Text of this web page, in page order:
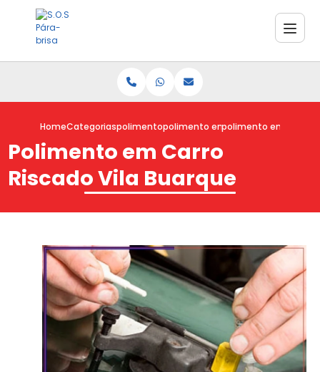
HomeCategoriaspolimentopolimento em carro riscado
polimento em carro
Polimento em Carro
Riscado Vila Buarque